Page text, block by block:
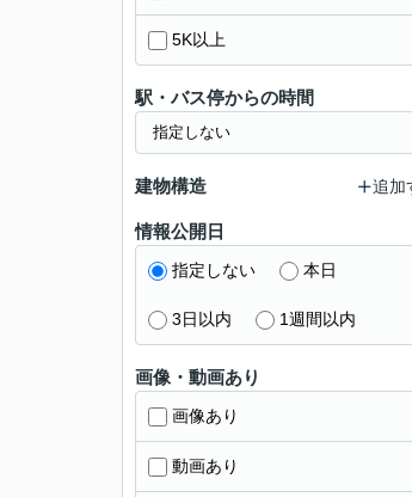
5K以上
駅・バス停からの時間
建物構造 追加
情報公開日
指定しない 本日
3日以内 1週間以内
画像・動画あり
画像あり
動画あり